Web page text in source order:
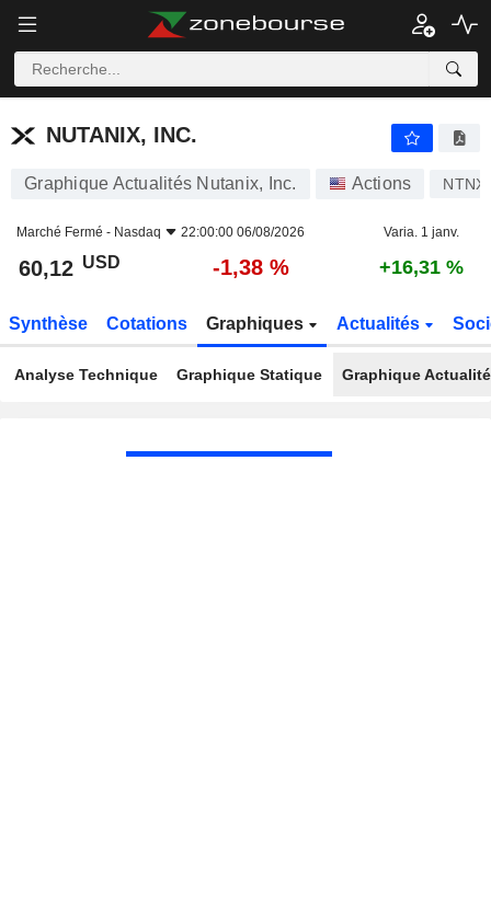
NUTANIX, INC.
NUTANIX, INC.
Graphique Actualités Nutanix, Inc. Actions NTNX
Marché Fermé - Nasdaq 22:00:00 06/08/2026 Varia. 1 janv.
60,12 USD -1,38 % +16,31 %
Synthèse Cotations Graphiques Actualités
Analyse Technique Graphique Statique Graphique